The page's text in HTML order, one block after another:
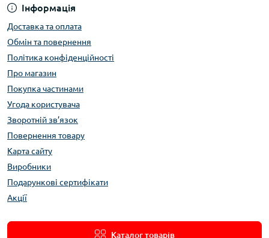
Інформація
Доставка та оплата
Обмін та повернення
Політика конфіденційності
Про магазин
Покупка частинами
Угода користувача
Зворотній зв’язок
Повернення товару
Карта сайту
Виробники
Подарункові сертифікати
Акції
Каталог товарів